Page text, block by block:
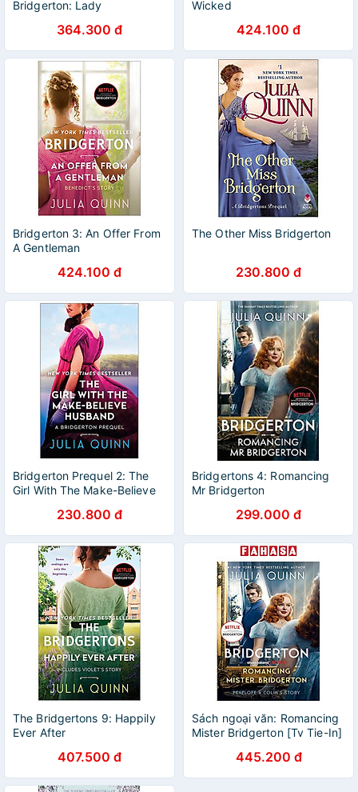
Bridgerton: Lady
364.300 đ
Wicked
424.100 đ
Bridgerton 3: An Offer From
A Gentleman
424.100 đ
The Other Miss Bridgerton
230.800 đ
Bridgerton Prequel 2: The
Girl With The Make-Believe
230.800 đ
Bridgertons 4: Romancing
Mr Bridgerton
299.000 đ
The Bridgertons 9: Happily
Ever After
407.500 đ
Sách ngoại văn: Romancing
Mister Bridgerton [Tv Tie-In]
445.200 đ